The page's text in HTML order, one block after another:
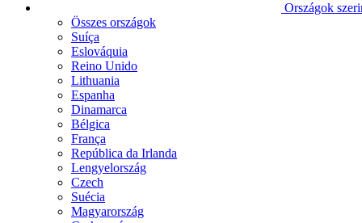
Országok
Összes országok
Suíça
Eslováquia
Reino Unido
Lithuania
Espanha
Dinamarca
Bélgica
França
República da Irlanda
Lengyelország
Czech
Suécia
Magyarország